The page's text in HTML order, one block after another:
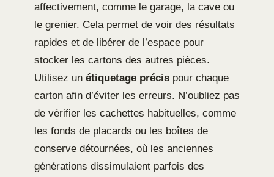
affectivement, comme le garage, la cave ou
le grenier. Cela permet de voir des résultats
rapides et de libérer de l’espace pour
stocker les cartons des autres pièces.
Utilisez un étiquetage précis pour chaque
carton afin d’éviter les erreurs. N’oubliez pas
de vérifier les cachettes habituelles, comme
les fonds de placards ou les boîtes de
conserve détournées, où les anciennes
générations dissimulaient parfois des